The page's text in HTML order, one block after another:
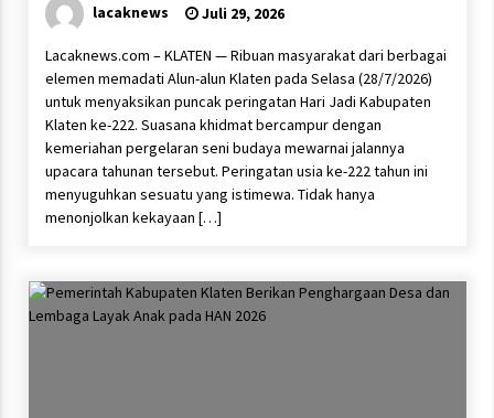
lacaknews Juli 29, 2026
Lacaknews.com – KLATEN — Ribuan masyarakat dari berbagai
elemen memadati Alun-alun Klaten pada Selasa (28/7/2026)
untuk menyaksikan puncak peringatan Hari Jadi Kabupaten
Klaten ke-222. Suasana khidmat bercampur dengan
kemeriahan pergelaran seni budaya mewarnai jalannya
upacara tahunan tersebut. Peringatan usia ke-222 tahun ini
menyuguhkan sesuatu yang istimewa. Tidak hanya
menonjolkan kekayaan […]